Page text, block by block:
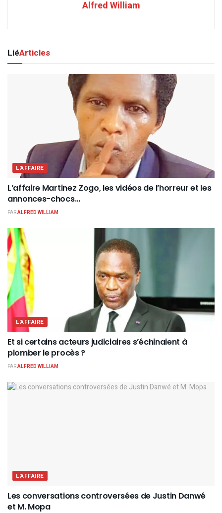
Alfred William
LiéArticles
L'AFFAIRE
L’affaire Martinez Zogo, les vidéos de l’horreur et les
annonces-chocs…
PARALFRED WILLIAM
L'AFFAIRE
Et si certains acteurs judiciaires s’échinaient à
plomber le procès ?
PARALFRED WILLIAM
L'AFFAIRE
Les conversations controversées de Justin Danwé
et M. Mopa